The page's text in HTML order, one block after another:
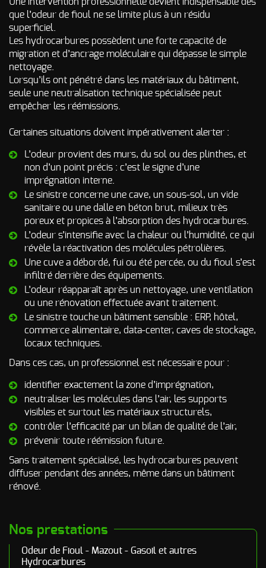
Odeur de Rats
morts - Odeur
Rongeurs
Odeur de Moisi
d'Humidité
Odeur de
Odeur de
Odeur de
Friture, de
Gras
Odeur de
Tabac
Odeurs de
fumée
d’incendie
- odeurs de
brûlé
Autres Odeurs
NOS
INTERVENTIONS
FAQ
NOUS ?
que l’odeur de fioul ne se limite plus à un résidu
superficiel.
Les hydrocarbures possèdent une forte capacité de
migration et d’ancrage moléculaire qui dépasse le simple
nettoyage.
Lorsqu’ils ont pénétré dans les matériaux du bâtiment,
seule une neutralisation technique spécialisée peut
empêcher les réémissions.
Certaines situations doivent impérativement alerter :
L’odeur provient des murs, du sol ou des plinthes, et
non d’un point précis : c’est le signe d’une
imprégnation interne.
Le sinistre concerne une cave, un sous-sol, un vide
sanitaire ou une dalle en béton brut, milieux très
poreux et propices à l’absorption des hydrocarbures.
L’odeur s’intensifie avec la chaleur ou l’humidité, ce qui
révèle la réactivation des molécules pétrolières.
Une cuve a débordé, fui ou été percée, ou du fioul s’est
infiltré derrière des équipements.
L’odeur réapparaît après un nettoyage, une ventilation
ou une rénovation effectuée avant traitement.
Le sinistre touche un bâtiment sensible : ERP, hôtel,
commerce alimentaire, data-center, caves de stockage,
locaux techniques.
Dans ces cas, un professionnel est nécessaire pour :
identifier exactement la zone d’imprégnation,
neutraliser les molécules dans l’air, les supports
visibles et surtout les matériaux structurels,
contrôler l’efficacité par un bilan de qualité de l’air,
prévenir toute réémission future.
Sans traitement spécialisé, les hydrocarbures peuvent
diffuser pendant des années, même dans un bâtiment
rénové.
Nos prestations
Odeur de Fioul - Mazout - Gasoil et autres
Hydrocarbures